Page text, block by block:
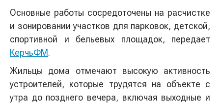
Основные работы сосредоточены на расчистке
и зонировании участков для парковок, детской,
спортивной и бельевых площадок, передает
КерчьФМ.
Жильцы дома отмечают высокую активность
устроителей, которые трудятся на объекте с
утра до позднего вечера, включая выходные и